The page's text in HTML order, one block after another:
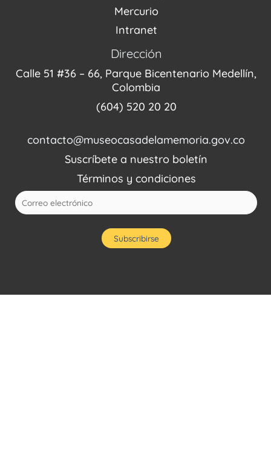
Mercurio
Intranet
Dirección
Calle 51 #36 – 66, Parque Bicentenario Medellín,
Colombia
(604) 520 20 20
contacto@museocasadelamemoria.gov.co
Suscríbete a nuestro boletín
Términos y condiciones